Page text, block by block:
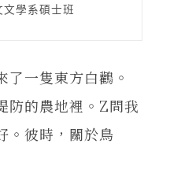
學系碩士班
一隻東方白鸛。
防的農地裡。Z問我
。彼時，關於鳥